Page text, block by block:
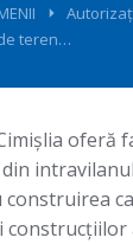
teren…
oferă
intravilanul
construcţiilor